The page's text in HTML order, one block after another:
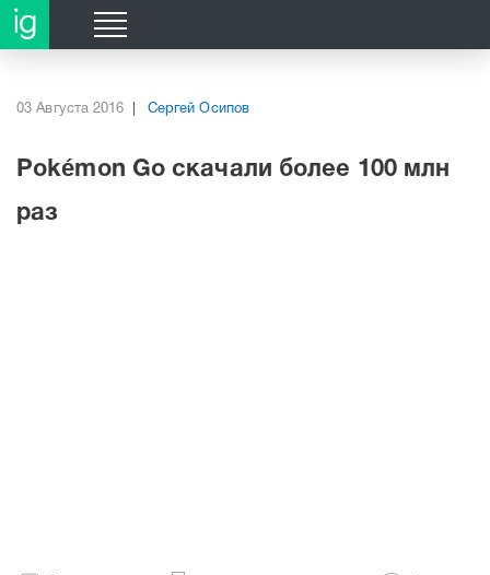
03 Августа 2016 Сергей Осипов
Pokémon Go скачали более 100 млн
раз